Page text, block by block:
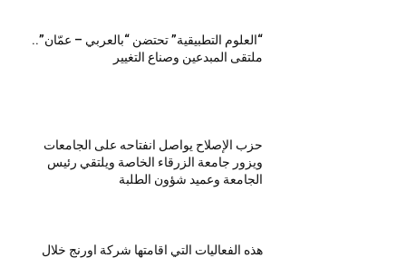
“العلوم التطبيقية” تحتضن “بالعربي – عمّان”..
ملتقى المبدعين وصناع التغيير
حزب الإصلاح يواصل انفتاحه على الجامعات
ويزور جامعة الزرقاء الخاصة ويلتقي رئيس
الجامعة وعميد شؤون الطلبة
هذه الفعاليات التي اقامتها شركة اورنج خلال